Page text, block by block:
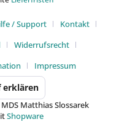
/ Support
Kontakt
Widerrufsrecht
Impressum
erklären
Matthias Slossarek
Shopware